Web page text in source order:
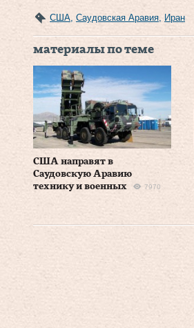
США Саудовская Аравия Иран
материалы по теме
США направят в
Саудовскую Аравию
технику и военных
7970